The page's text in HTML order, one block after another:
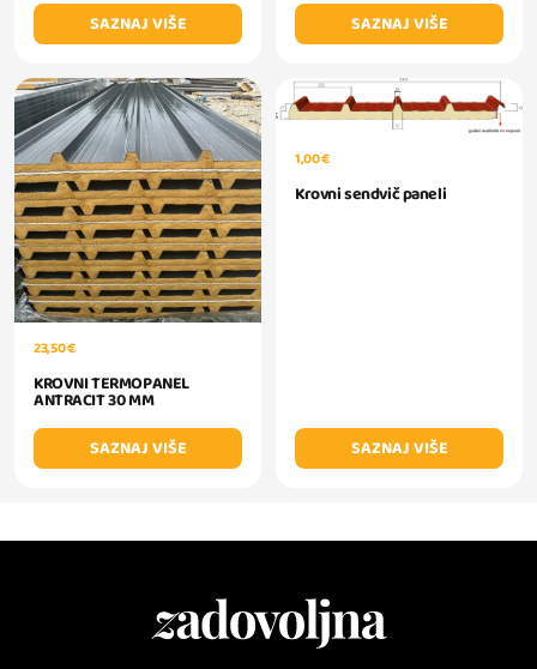
SAZNAJ VIŠE
SAZNAJ VIŠE
23,50 €
KROVNI TERMOPANEL
ANTRACIT 30 MM
SAZNAJ VIŠE
1,00 €
Krovni sendvič paneli
SAZNAJ VIŠE